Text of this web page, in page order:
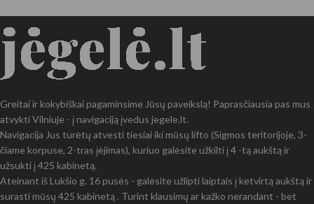
Greitai ir kokybiškai pagaminsime Jūsų paveikslą! Paprasčiausia pas mus
atvykti Vilniuje - į navigaciją įvedus jegele.lt.
Navigacija Jus turėtų atvesti tiesiai iki mūsų lifto (Sigmos teritorijoje, 3-
čiame korpuse, 2-tras įėjimas), kuriuo galėsite užkilti į 4 -tą aukštą ir
užsukti į 425 kabinetą.
Ateinant iš Lukšio g. 16 pusės - galėsite užlipti laiptais į ketvirtą aukštą ir
surasti mūsų 425 kabinetą . Turint klausimų ar kažko nerandant - bet